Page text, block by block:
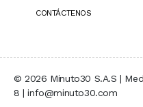
CONTÁCTENOS
© 2026 Minuto30 S.A.S |
8 | info@minuto30.com